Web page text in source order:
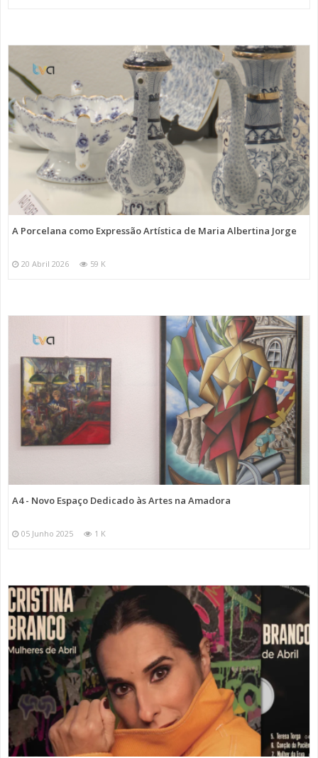
A Porcelana como Expressão Artística de Maria Albertina Jorge
20 Abril 2026 59 K
A4 - Novo Espaço Dedicado às Artes na Amadora
05 Junho 2025 1 K